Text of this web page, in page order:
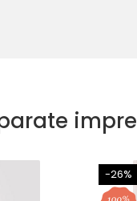
-26%